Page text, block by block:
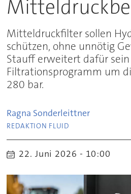
Mitteldruckfilter sollen
schützen, ohne unnötig
Stauff erweitert dafür sein
Filtrationsprogramm um
280 bar.
Ragna Sonderleittner
REDAKTION FLUID
22. Juni 2026 - 10:00